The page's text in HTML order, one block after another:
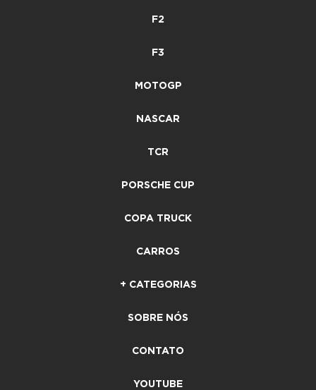
F2
F3
MOTOGP
NASCAR
TCR
PORSCHE CUP
COPA TRUCK
CARROS
+ CATEGORIAS
SOBRE NÓS
CONTATO
YOUTUBE